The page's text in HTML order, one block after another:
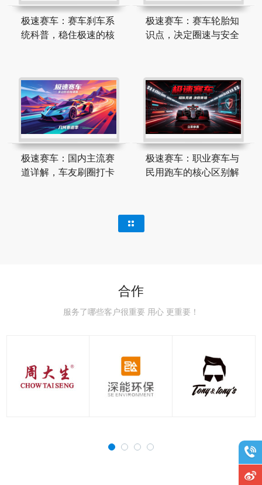
极速赛车：赛车刹车系
统科普，稳住极速的核
极速赛车：赛车轮胎知
识点，决定圈速与安全
极速赛车：国内主流赛
道详解，车友刷圈打卡
极速赛车：职业赛车与
民用跑车的核心区别解
合作
服务了哪些客户很重要 用心 更重要！